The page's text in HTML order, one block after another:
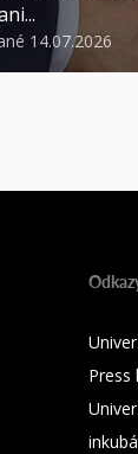
14.07.2026
Press